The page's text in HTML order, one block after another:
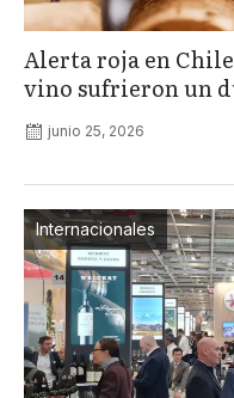
Alerta roja en
vino sufrieron un
junio 25, 2026
Internacionales